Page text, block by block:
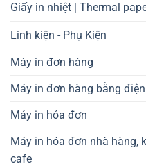
Giấy in nhiệt | Thermal
Linh kiện - Phụ Kiện
Máy in đơn hàng
Máy in đơn hàng bằng
Máy in hóa đơn
Máy in hóa đơn nhà hàng,
cafe